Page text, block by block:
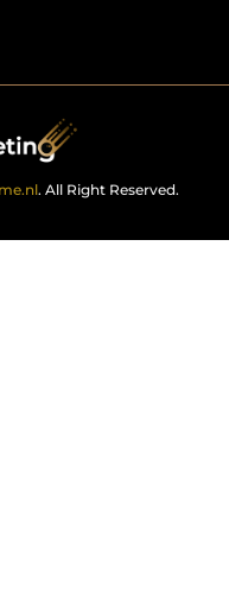
. All Right Reserved.